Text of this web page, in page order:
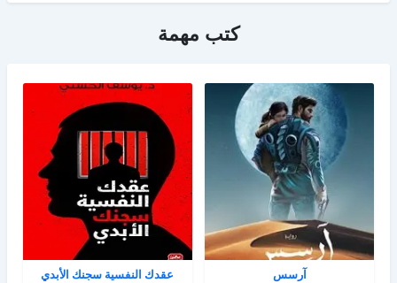
كتب مهمة
آرسس عقدك النفسية سجنك الأبدي